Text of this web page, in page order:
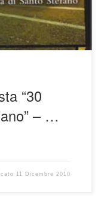
“30
– …
11 Dicembre 2010